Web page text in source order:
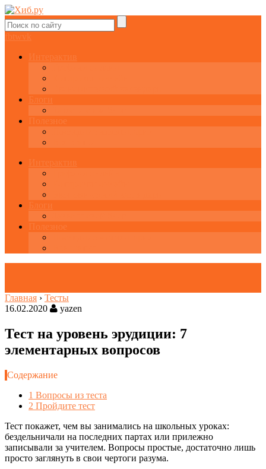
fbtw vk
Интерактив
Блоги
Полезное
Интерактив
Блоги
Полезное
Главная › Тесты
16.02.2020
yazen
Тест на уровень эрудиции: 7
элементарных вопросов
Содержание
1 Вопросы из теста
2 Пройдите тест
Тест покажет, чем вы занимались на школьных уроках:
бездельничали на последних партах или прилежно
записывали за учителем. Вопросы простые, достаточно лишь
просто заглянуть в свои чертоги разума.